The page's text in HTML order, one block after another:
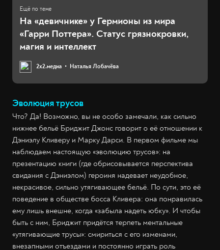
На «девичнике» у Гермионы из мира
«Гарри Поттера». Статус грязнокровки,
магия и интеллект
2х2.медиа Наталья Лобачёва
Эволюция трусов
Что? Да! Возможно, вы не особо замечали, как сильно
нижнее бельё Бриджит Джонс говорит о её отношении к
Дэниэлу Кливеру и Марку Дарси. В первом фильме мы
наблюдаем настоящую «эволюцию трусов»: на
презентацию книги (где обрисовывается перспектива
свидания с Дэниэлом) героиня надевает неудобное,
некрасивое, сильно утягивающее бельё. По сути, это её
поведение в обществе босса Кливера: она понравилась
ему лишь внешне, когда «забыла надеть юбку». И чтобы
быть с ним, Бриджит придётся терпеть ментальные
«утягивающие трусы»: смириться с его изменами,
внезапными отъездами и постоянно играть роль